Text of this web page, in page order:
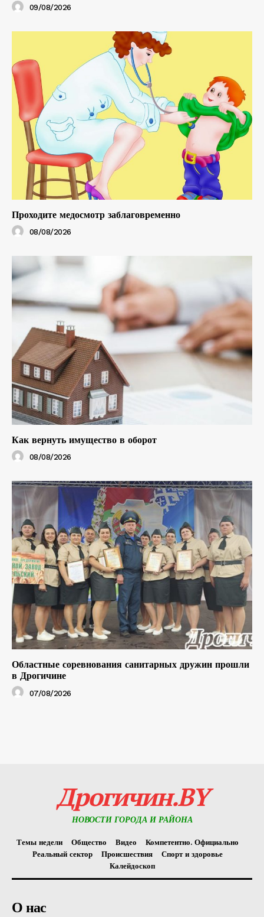
09/08/2026
Проходите медосмотр заблаговременно
08/08/2026
Как вернуть имущество в оборот
08/08/2026
Областные соревнования санитарных дружин прошли
в Дрогичине
07/08/2026
Дрогичин.BY
НОВОСТИ ГОРОДА И РАЙОНА
Темы недели Общество Видео
Компетентно. Официально
Реальный сектор
Происшествия
Спорт и здоровье
Калейдоскоп
О нас